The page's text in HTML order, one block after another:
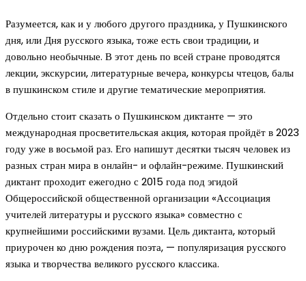
Разумеется, как и у любого другого праздника, у Пушкинского
дня, или Дня русского языка, тоже есть свои традиции, и
довольно необычные. В этот день по всей стране проводятся
лекции, экскурсии, литературные вечера, конкурсы чтецов, балы
в пушкинском стиле и другие тематические мероприятия.
Отдельно стоит сказать о Пушкинском диктанте — это
международная просветительская акция, которая пройдёт в 2023
году уже в восьмой раз. Его напишут десятки тысяч человек из
разных стран мира в онлайн- и офлайн-режиме. Пушкинский
диктант проходит ежегодно с 2015 года под эгидой
Общероссийской общественной организации «Ассоциация
учителей литературы и русского языка» совместно с
крупнейшими российскими вузами. Цель диктанта, который
приурочен ко дню рождения поэта, — популяризация русского
языка и творчества великого русского классика.